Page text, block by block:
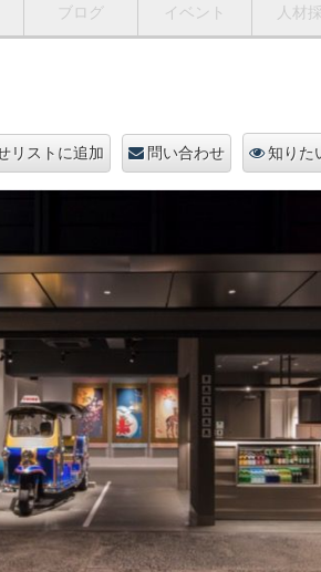
ブログ イベント 人材
リストに追加 問い合わせ 知りた